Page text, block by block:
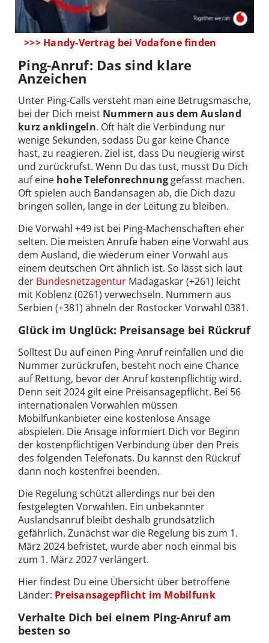
>>> Handy-Vertrag bei Vodafone finden
Ping-Anruf: Das sind klare
Anzeichen
Unter Ping-Calls versteht man eine Betrugsmasche,
bei der Dich meist Nummern aus dem Ausland
kurz anklingeln. Oft hält die Verbindung nur
wenige Sekunden, sodass Du gar keine Chance
hast, zu reagieren. Ziel ist, dass Du neugierig wirst
und zurückrufst. Wenn Du das tust, musst Du Dich
auf eine hohe Telefonrechnunggefasst machen.
Oft spielen auch Bandansagen ab, die Dich dazu
bringen sollen, lange in der Leitung zu bleiben.
Die Vorwahl +49 ist bei Ping-Machenschaften eher
selten. Die meisten Anrufe haben eine Vorwahl aus
dem Ausland, die wiederum einer Vorwahl aus
einem deutschen Ort ähnlich ist. So lässt sich laut
der Bundesnetzagentur Madagaskar (+261) leicht
mit Koblenz (0261) verwechseln. Nummern aus
Serbien (+381) ähneln der Rostocker Vorwahl 0381.
Glück im Unglück: Preisansage bei Rückruf
Solltest Du auf einen Ping-Anruf reinfallen und die
Nummer zurückrufen, besteht noch eine Chance
auf Rettung, bevor der Anruf kostenpflichtig wird.
Denn seit 2024 gilt eine Preisansagepflicht. Bei 56
internationalen Vorwahlen müssen
Mobilfunkanbieter eine kostenlose Ansage
abspielen. Die Ansage informiert Dich vor Beginn
der kostenpflichtigen Verbindung über den Preis
des folgenden Telefonats. Du kannst den Rückruf
dann noch kostenfrei beenden.
Die Regelung schützt allerdings nur bei den
festgelegten Vorwahlen. Ein unbekannter
Auslandsanruf bleibt deshalb grundsätzlich
gefährlich. Zunächst war die Regelung bis zum 1.
März 2024 befristet, wurde aber noch einmal bis
zum 1. März 2027 verlängert.
Hier findest Du eine Übersicht über betroffene
Länder: Preisansagepflicht im Mobilfunk
Verhalte Dich bei einem Ping-Anruf am
besten so